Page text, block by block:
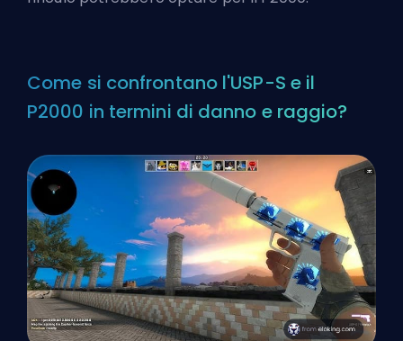
Come si confrontano l'USP-S e il
P2000 in termini di danno e raggio?